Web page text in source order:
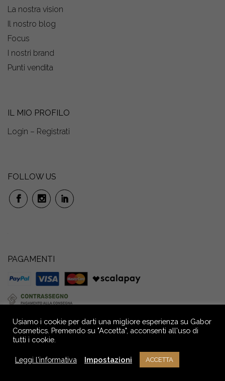
La nostra vision
Il nostro blog
Focus
I nostri brand
Punti vendita
IL MIO PROFILO
Login – Registrati
FOLLOW US
PAGAMENTI
Capitale Sociale € 72.000,00 i.v. Reg. Imprese GE - C.F. e P.IVA n.
02709390104 - R.E.A. n° GE - 291036
Usiamo i cookie per darti una migliore esperienza su Gabor
Cosmetics. Premendo su "Accetta", acconsenti all'uso di
tutti i cookie.
Leggi l'informativa Impostazioni ACCETTA